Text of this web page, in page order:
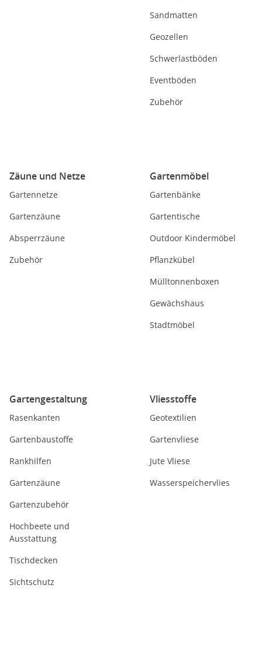
Sandmatten
Geozellen
Schwerlastböden
Eventböden
Zubehör
Zäune und Netze
Gartennetze
Gartenzäune
Absperrzäune
Zubehör
Gartenmöbel
Gartenbänke
Gartentische
Outdoor Kindermöbel
Pflanzkübel
Mülltonnenboxen
Gewächshaus
Stadtmöbel
Gartengestaltung
Rasenkanten
Gartenbaustoffe
Rankhilfen
Gartenzäune
Gartenzubehör
Hochbeete und
Ausstattung
Tischdecken
Sichtschutz
Vliesstoffe
Geotextilien
Gartenvliese
Jute Vliese
Wasserspeichervlies